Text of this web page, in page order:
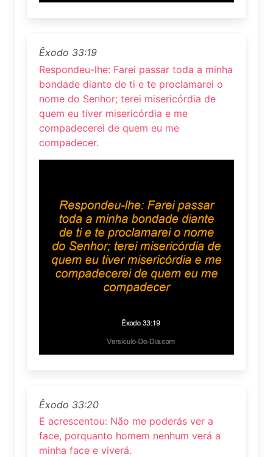
Êxodo 33:19
Respondeu-lhe: Farei passar toda a minha
bondade diante de ti e te proclamarei o
nome do Senhor; terei misericórdia de
quem eu tiver misericórdia e me
compadecerei de quem eu me
compadecer.
Êxodo 33:20
E acrescentou: Não me poderás ver a
face, porquanto homem nenhum verá a
minha face e viverá.